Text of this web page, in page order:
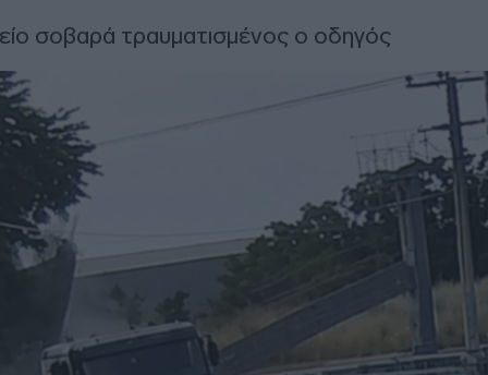
σοβαρά τραυματισμένος ο οδηγός